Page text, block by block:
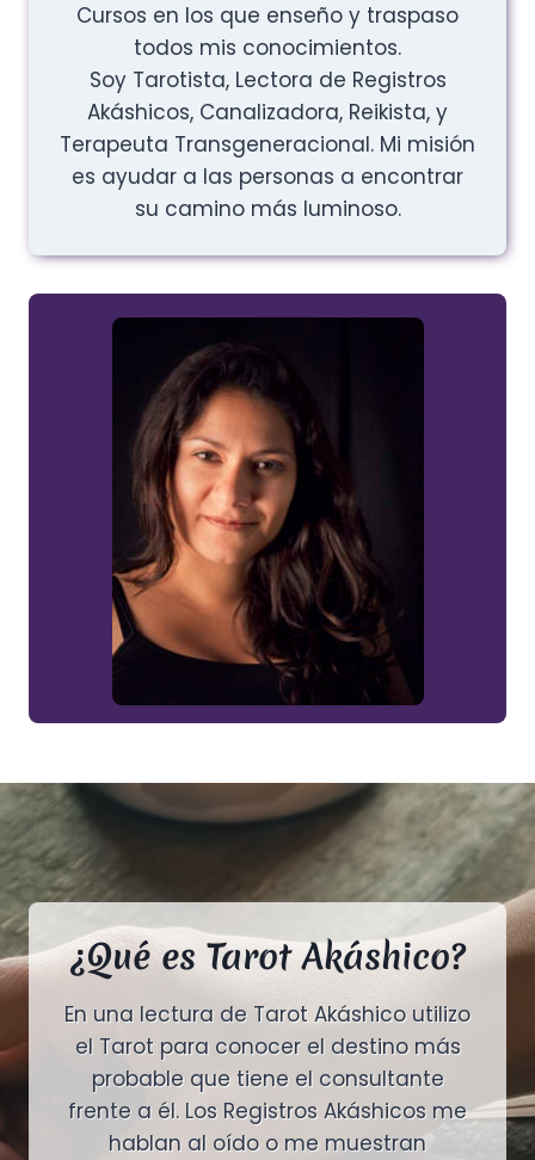
Cursos en los que enseño y traspaso
todos mis conocimientos.
Soy Tarotista, Lectora de Registros
Akáshicos, Canalizadora, Reikista, y
Terapeuta Transgeneracional. Mi misión
es ayudar a las personas a encontrar
su camino más luminoso.
¿Qué es Tarot Akáshico?
En una lectura de Tarot Akáshico utilizo
el Tarot para conocer el destino más
probable que tiene el consultante
frente a él. Los Registros Akáshicos me
hablan al oído o me muestran